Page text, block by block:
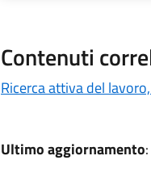
Contenuti
Ricerca attiva del
Ultimo aggiornamento